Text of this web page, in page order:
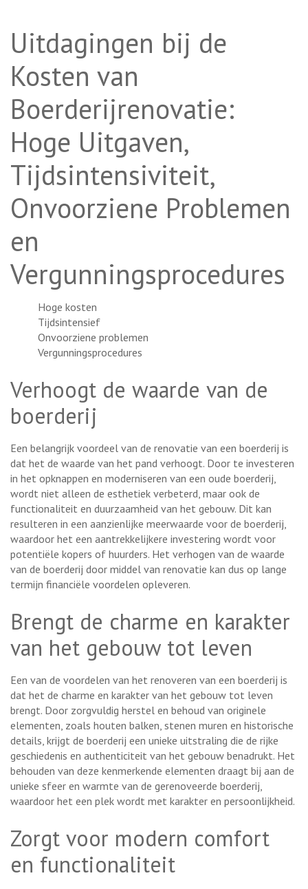
Uitdagingen bij de
Kosten van
Boerderijrenovatie:
Hoge Uitgaven,
Tijdsintensiviteit,
Onvoorziene Problemen
en
Vergunningsprocedures
Hoge kosten
Tijdsintensief
Onvoorziene problemen
Vergunningsprocedures
Verhoogt de waarde van de
boerderij
Een belangrijk voordeel van de renovatie van een boerderij is
dat het de waarde van het pand verhoogt. Door te investeren
in het opknappen en moderniseren van een oude boerderij,
wordt niet alleen de esthetiek verbeterd, maar ook de
functionaliteit en duurzaamheid van het gebouw. Dit kan
resulteren in een aanzienlijke meerwaarde voor de boerderij,
waardoor het een aantrekkelijkere investering wordt voor
potentiële kopers of huurders. Het verhogen van de waarde
van de boerderij door middel van renovatie kan dus op lange
termijn financiële voordelen opleveren.
Brengt de charme en karakter
van het gebouw tot leven
Een van de voordelen van het renoveren van een boerderij is
dat het de charme en karakter van het gebouw tot leven
brengt. Door zorgvuldig herstel en behoud van originele
elementen, zoals houten balken, stenen muren en historische
details, krijgt de boerderij een unieke uitstraling die de rijke
geschiedenis en authenticiteit van het gebouw benadrukt. Het
behouden van deze kenmerkende elementen draagt bij aan de
unieke sfeer en warmte van de gerenoveerde boerderij,
waardoor het een plek wordt met karakter en persoonlijkheid.
Zorgt voor modern comfort
en functionaliteit